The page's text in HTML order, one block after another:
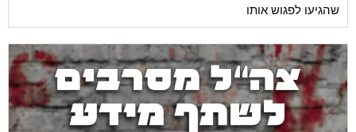
שהגיעו לפגוש אותו